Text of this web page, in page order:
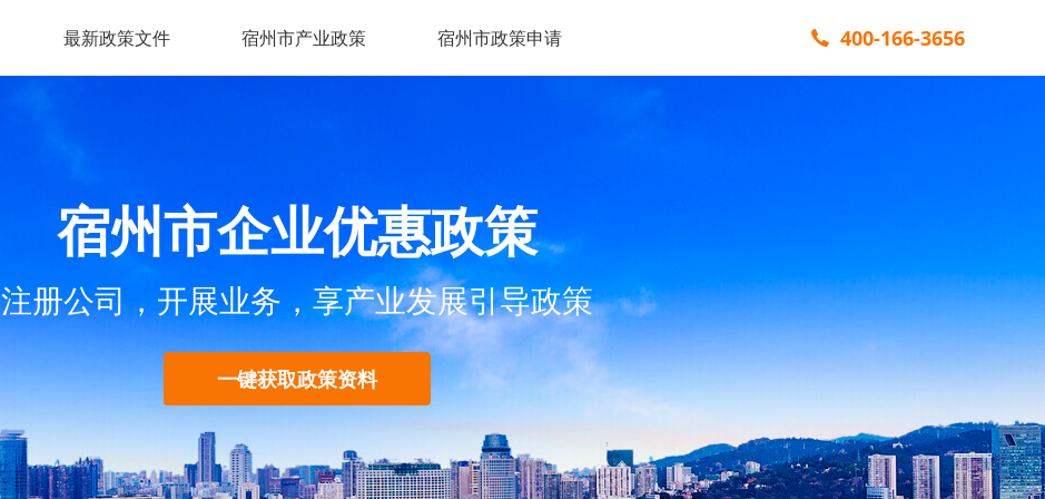
最新政策文件 宿州市产业政策 宿州市政策申请 400-166-3656
宿州市企业优惠政策
注册公司，开展业务，享产业发展引导政策
一键获取政策资料